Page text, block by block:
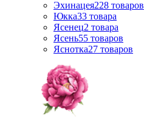
Эхинацея228 товаров
Юкка33 товара
Ясенец2 товара
Ясень55 товаров
Яснотка27 товаров